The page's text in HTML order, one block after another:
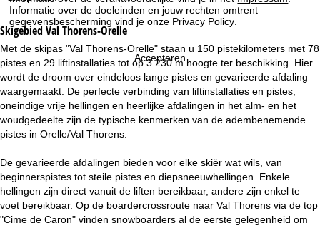
Informatie over de doeleinden en jouw rechten omtrent
gegevensbescherming vind je onze Privacy Policy
Accepteren
a
Skigebied Val Thorens-Orelle
Met de skipas "Val Thorens-Orelle" staan u 150 pistekilometers met 78
pistes en 29 liftinstallaties tot op 3.230 m hoogte ter beschikking. Hier
wordt de droom over eindeloos lange pistes en gevarieerde afdaling
waargemaakt. De perfecte verbinding van liftinstallaties en pistes,
oneindige vrije hellingen en heerlijke afdalingen in het alm- en het
woudgedeelte zijn de typische kenmerken van de adembenemende
pistes in Orelle/Val Thorens.
De gevarieerde afdalingen bieden voor elke skiër wat wils, van
beginnerspistes tot steile pistes en diepsneeuwhellingen. Enkele
hellingen zijn direct vanuit de liften bereikbaar, andere zijn enkel te
voet bereikbaar. Op de boardercrossroute naar Val Thorens via de top
"Cime de Caron" vinden snowboarders al de eerste gelegenheid om